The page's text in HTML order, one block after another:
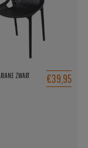
ZWART €39,95